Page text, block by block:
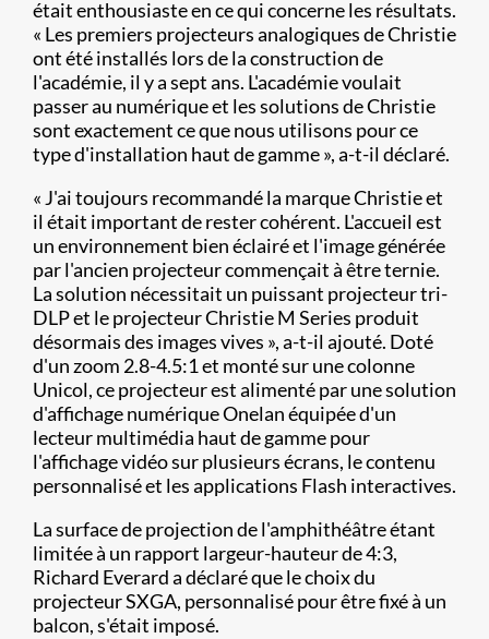
était enthousiaste en ce qui concerne les résultats.
« Les premiers projecteurs analogiques de Christie
ont été installés lors de la construction de
l'académie, il y a sept ans. L'académie voulait
passer au numérique et les solutions de Christie
sont exactement ce que nous utilisons pour ce
type d'installation haut de gamme », a-t-il déclaré.
« J'ai toujours recommandé la marque Christie et
il était important de rester cohérent. L'accueil est
un environnement bien éclairé et l'image générée
par l'ancien projecteur commençait à être ternie.
La solution nécessitait un puissant projecteur tri-
DLP et le projecteur Christie M Series produit
désormais des images vives », a-t-il ajouté. Doté
d'un zoom 2.8-4.5:1 et monté sur une colonne
Unicol, ce projecteur est alimenté par une solution
d'affichage numérique Onelan équipée d'un
lecteur multimédia haut de gamme pour
l'affichage vidéo sur plusieurs écrans, le contenu
personnalisé et les applications Flash interactives.
La surface de projection de l'amphithéâtre étant
limitée à un rapport largeur-hauteur de 4:3,
Richard Everard a déclaré que le choix du
projecteur SXGA, personnalisé pour être fixé à un
balcon, s'était imposé.